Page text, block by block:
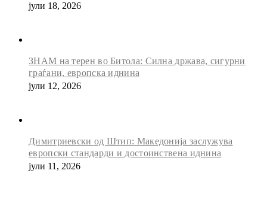
јули 18, 2026
ЗНАМ на терен во Битола: Силна држава, сигурни
граѓани, европска иднина
јули 12, 2026
Димитриевски од Штип: Македонија заслужува
европски стандарди и достоинствена иднина
јули 11, 2026